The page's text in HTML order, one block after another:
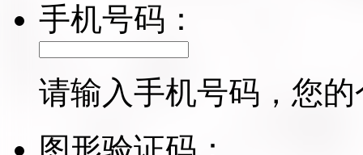
手机号码：
请输入手机号码，您